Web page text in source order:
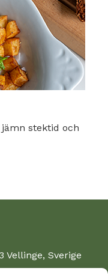
stektid och
Vellinge, Sverige